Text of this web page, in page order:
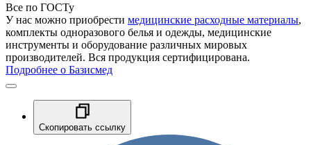
Все по ГОСТу
У нас можно приобрести медицинские расходные материалы,
комплекты одноразового белья и одежды, медицинские
инструменты и оборудование различных мировых
производителей. Вся продукция сертифицирована.
Подробнее о Базисмед
Скопировать ссылку